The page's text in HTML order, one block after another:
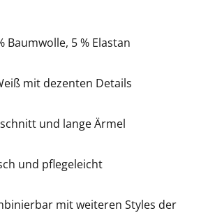
Baumwolle, 5 % Elastan
mit dezenten Details
und lange Ärmel
und pflegeleicht
mit weiteren Styles der